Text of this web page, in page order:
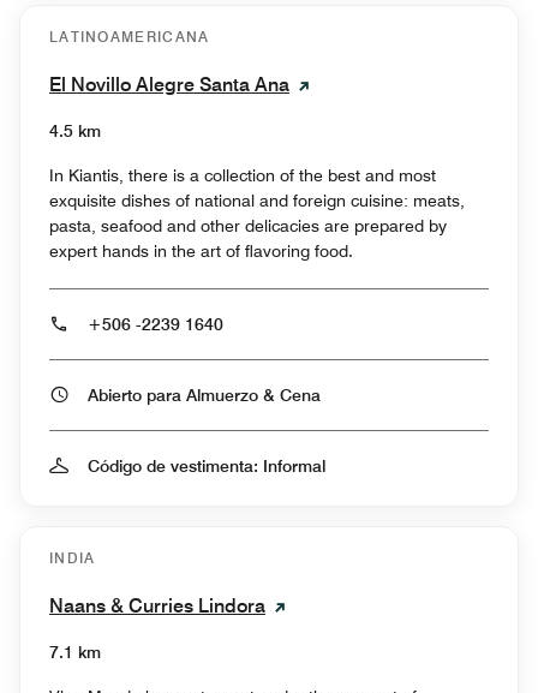
LATINOAMERICANA
El Novillo Alegre Santa Ana
4.5 km
In Kiantis, there is a collection of the best and most
exquisite dishes of national and foreign cuisine: meats,
pasta, seafood and other delicacies are prepared by
expert hands in the art of flavoring food.
+506 -2239 1640
Abierto para Almuerzo & Cena
Código de vestimenta: Informal
INDIA
Naans & Curries Lindora
7.1 km